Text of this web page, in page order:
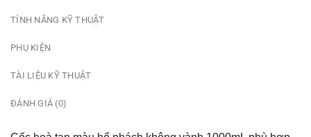
TÍNH NĂNG KỸ THUẬT
PHỤ KIỆN
TÀI LIỆU KỸ THUẬT
ĐÁNH GIÁ (0)